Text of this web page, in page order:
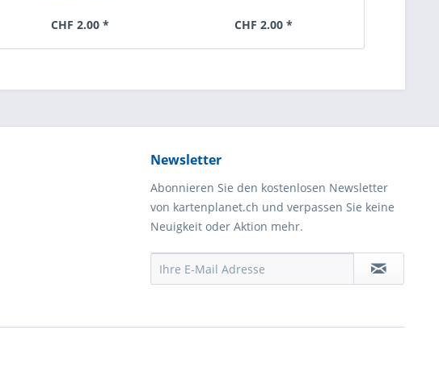
CHF 2.00 * CHF 2.00 *
Newsletter
Abonnieren Sie den kostenlosen Newsletter
von kartenplanet.ch und verpassen Sie keine
Neuigkeit oder Aktion mehr.